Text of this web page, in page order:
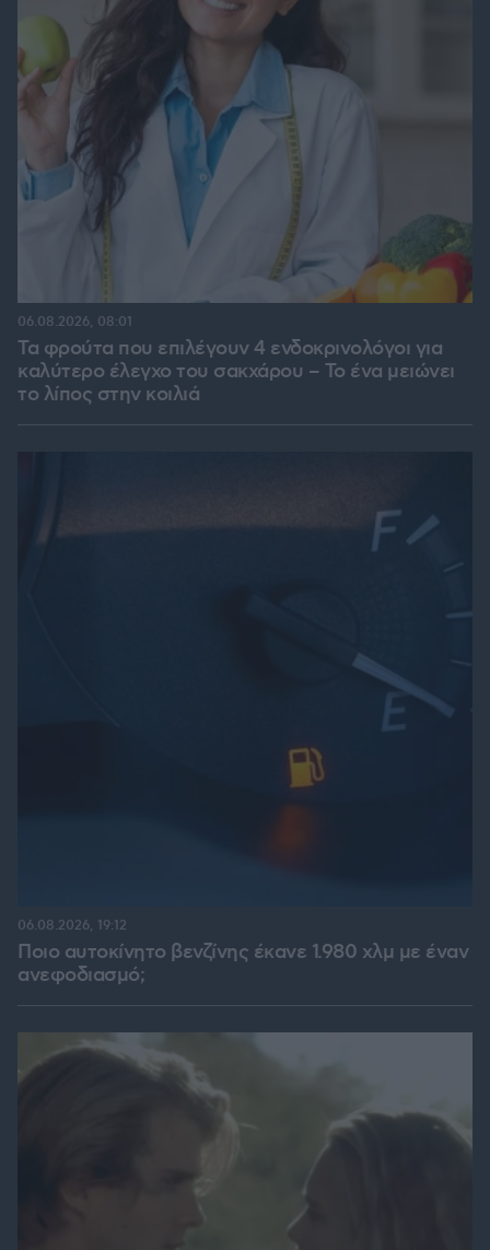
Τα φρούτα που επιλέγουν 4 ενδοκρινολόγοι για
καλύτερο έλεγχο του σακχάρου – Το ένα μειώνει
το λίπος στην κοιλιά
06.08.2026, 08:01
Ποιο αυτοκίνητο βενζίνης έκανε 1.980 χλμ με έναν
ανεφοδιασμό;
06.08.2026, 19:12